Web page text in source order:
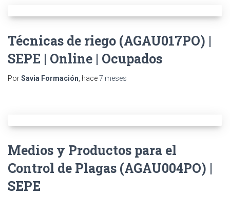
Técnicas de riego (AGAU017PO) |
SEPE | Online | Ocupados
PorSavia Formación , hace7 meses
Medios y Productos para el
Control de Plagas (AGAU004PO) |
SEPE